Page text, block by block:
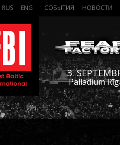
RUS ENG СОБЫТИЯ НОВОСТИ
3.
Palladium